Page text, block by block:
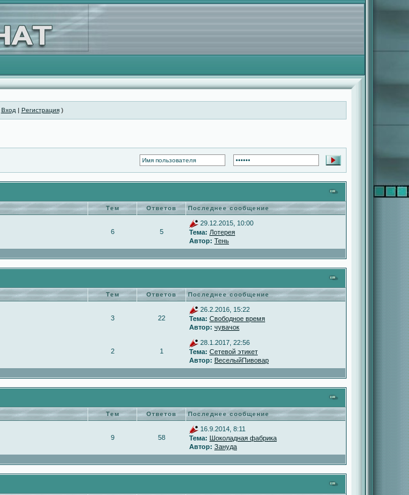
Вход | Регистрация)
Тем Ответов Последнее сообщение
6 5
29.12.2015, 10:00
Тема: Лотерея
Автор: Тень
Тем Ответов Последнее сообщение
3 22
26.2.2016, 15:22
Тема: Свободное время
Автор: чувачок
2 1
28.1.2017, 22:56
Тема: Сетевой этикет
Автор: ВеселыйПивовар
Тем Ответов Последнее сообщение
9 58
16.9.2014, 8:11
Тема: Шоколадная фабрика
Автор: Зануда